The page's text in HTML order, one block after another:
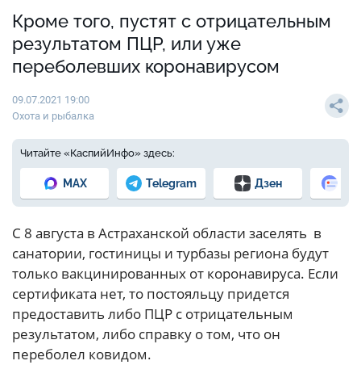
Кроме того, пустят с отрицательным
результатом ПЦР, или уже
переболевших коронавирусом
09.07.2021 19:00
Охота и рыбалка
Читайте «КаспийИнфо» здесь:
MAX Telegram Дзен
С 8 августа в Астраханской области заселять в
санатории, гостиницы и турбазы региона будут
только вакцинированных от коронавируса. Если
сертификата нет, то постояльцу придется
предоставить либо ПЦР с отрицательным
результатом, либо справку о том, что он
переболел ковидом.